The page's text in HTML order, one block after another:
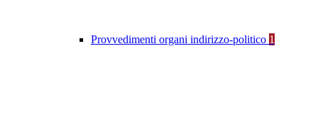
Provvedimenti organi indirizzo-politico 1